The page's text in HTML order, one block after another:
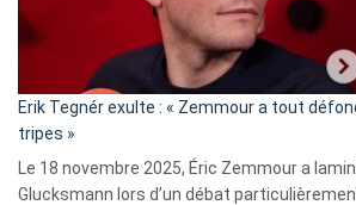
«
Erik Tegnér exulte : « Zemmour a tout
tripes »
Le 18 novembre 2025, Éric Zemmour a
Glucksmann lors d’un débat